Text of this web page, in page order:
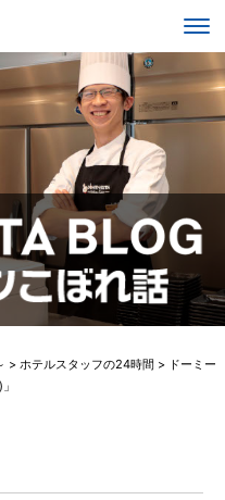
> ホテルスタッフの24時間 > ドーミー